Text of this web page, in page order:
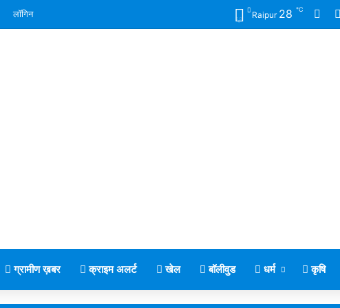
लॉगिन Raipur 28 ℃
ग्रामीण ख़बर क्राइम अलर्ट खेल बॉलीवुड धर्म कृषि